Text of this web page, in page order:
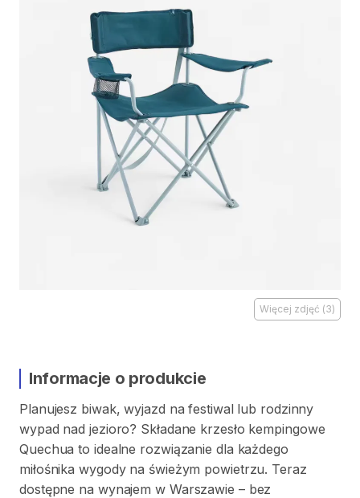
Więcej zdjęć (3)
Informacje o produkcie
Planujesz biwak​,​ wyjazd na festiwal lub rodzinny
wypad nad jezioro? Składane krzesło kempingowe
Quechua to idealne rozwiązanie dla każdego
miłośnika wygody na świeżym powietrzu. Teraz
dostępne na wynajem w Warszawie – bez